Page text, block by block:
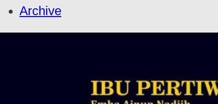
Archive